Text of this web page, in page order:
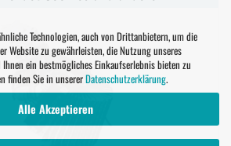
Technologien, auch von Drittanbietern, um die
Website zu gewährleisten, die Nutzung unseres
ein bestmögliches Einkaufserlebnis bieten zu
finden Sie in unsererDatenschutzerklärung.
Alle Akzeptieren